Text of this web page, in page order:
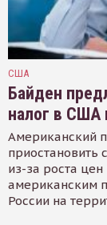
США
Байден
налог в США
Американский
приостановить
из-за роста
американским
России на